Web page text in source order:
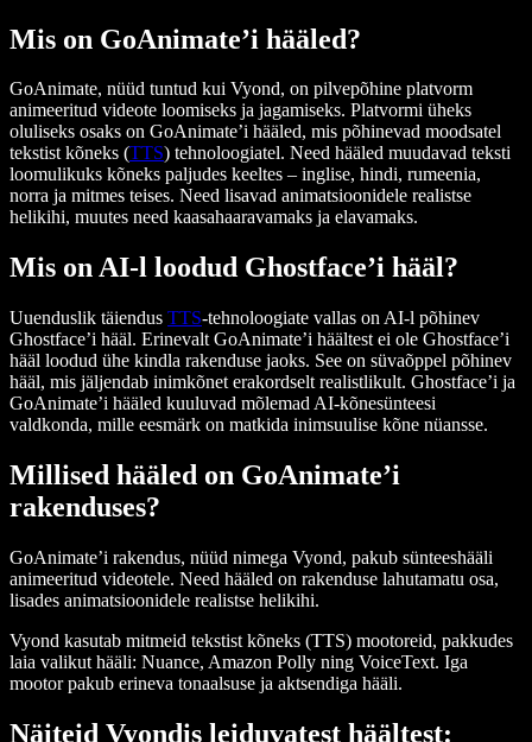
Mis on GoAnimate’i hääled?
GoAnimate, nüüd tuntud kui Vyond, on pilvepõhine platvorm
animeeritud videote loomiseks ja jagamiseks. Platvormi üheks
oluliseks osaks on GoAnimate’i hääled, mis põhinevad moodsatel
tekstist kõneks (TTS) tehnoloogiatel. Need hääled muudavad teksti
loomulikuks kõneks paljudes keeltes – inglise, hindi, rumeenia,
norra ja mitmes teises. Need lisavad animatsioonidele realistse
helikihi, muutes need kaasahaaravamaks ja elavamaks.
Mis on AI-l loodud Ghostface’i hääl?
Uuenduslik täiendus TTS-tehnoloogiate vallas on AI-l põhinev
Ghostface’i hääl. Erinevalt GoAnimate’i häältest ei ole Ghostface’i
hääl loodud ühe kindla rakenduse jaoks. See on süvaõppel põhinev
hääl, mis jäljendab inimkõnet erakordselt realistlikult. Ghostface’i ja
GoAnimate’i hääled kuuluvad mõlemad AI-kõnesünteesi
valdkonda, mille eesmärk on matkida inimsuulise kõne nüansse.
Millised hääled on GoAnimate’i
rakenduses?
GoAnimate’i rakendus, nüüd nimega Vyond, pakub sünteeshääli
animeeritud videotele. Need hääled on rakenduse lahutamatu osa,
lisades animatsioonidele realistse helikihi.
Vyond kasutab mitmeid tekstist kõneks (TTS) mootoreid, pakkudes
laia valikut hääli: Nuance, Amazon Polly ning VoiceText. Iga
mootor pakub erineva tonaalsuse ja aktsendiga hääli.
Näiteid Vyondis leiduvatest häältest: